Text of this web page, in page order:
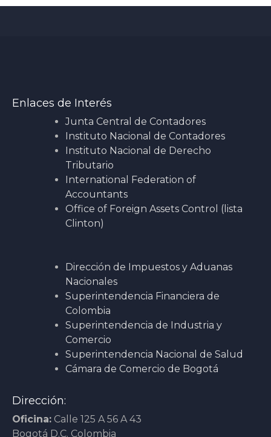
Enlaces de Interés
Junta Central de Contadores
Instituto Nacional de Contadores
Instituto Nacional de Derecho
Tributario
International Federation of
Accountants
Office of Foreign Assets Control (lista
Clinton)
Dirección de Impuestos y Aduanas
Nacionales
Superintendencia Financiera de
Colombia
Superintendencia de Industria y
Comercio
Superintendencia Nacional de Salud
Cámara de Comercio de Bogotá
Dirección:
Oficina: Calle 125 A 56 A 43
Bogotá D.C. Colombia